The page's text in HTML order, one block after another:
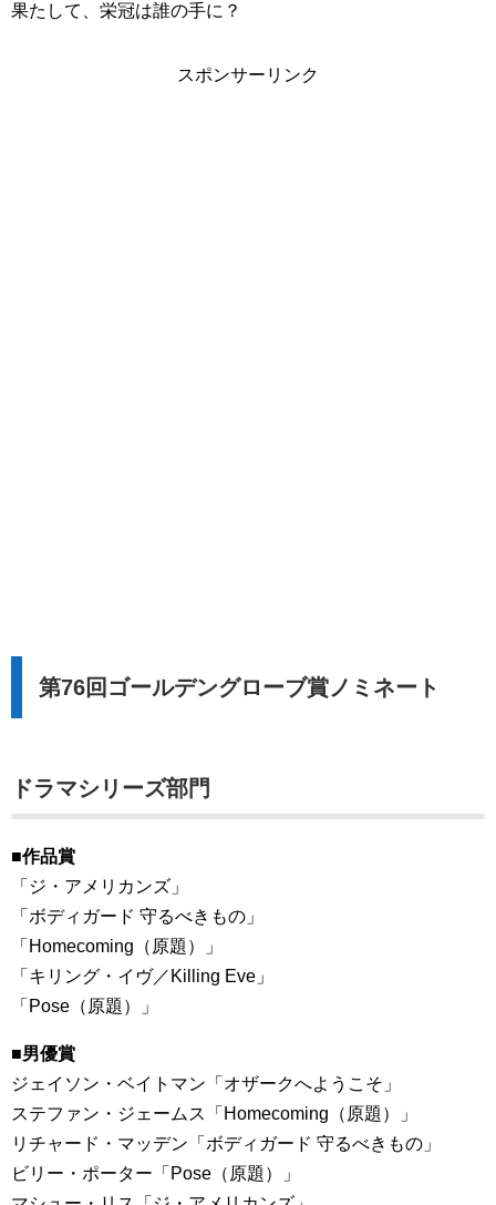
果たして、栄冠は誰の手に？
スポンサーリンク
第76回ゴールデングローブ賞ノミネート
ドラマシリーズ部門
■作品賞
「ジ・アメリカンズ」
「ボディガード 守るべきもの」
「Homecoming（原題）」
「キリング・イヴ／Killing Eve」
「Pose（原題）」
■男優賞
ジェイソン・ベイトマン「オザークへようこそ」
ステファン・ジェームス「Homecoming（原題）」
リチャード・マッデン「ボディガード 守るべきもの」
ビリー・ポーター「Pose（原題）」